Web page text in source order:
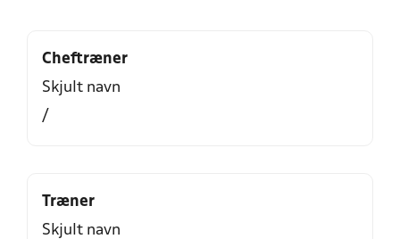
Cheftræner
Skjult navn
/
Træner
Skjult navn